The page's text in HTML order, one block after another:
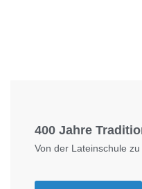
400 Jahre
Von der Lateinschule